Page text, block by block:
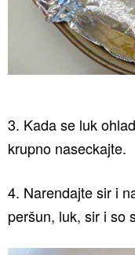
3. Kada se luk
krupno naseckajte.
4. Narendajte sir i
peršun, luk, sir i so